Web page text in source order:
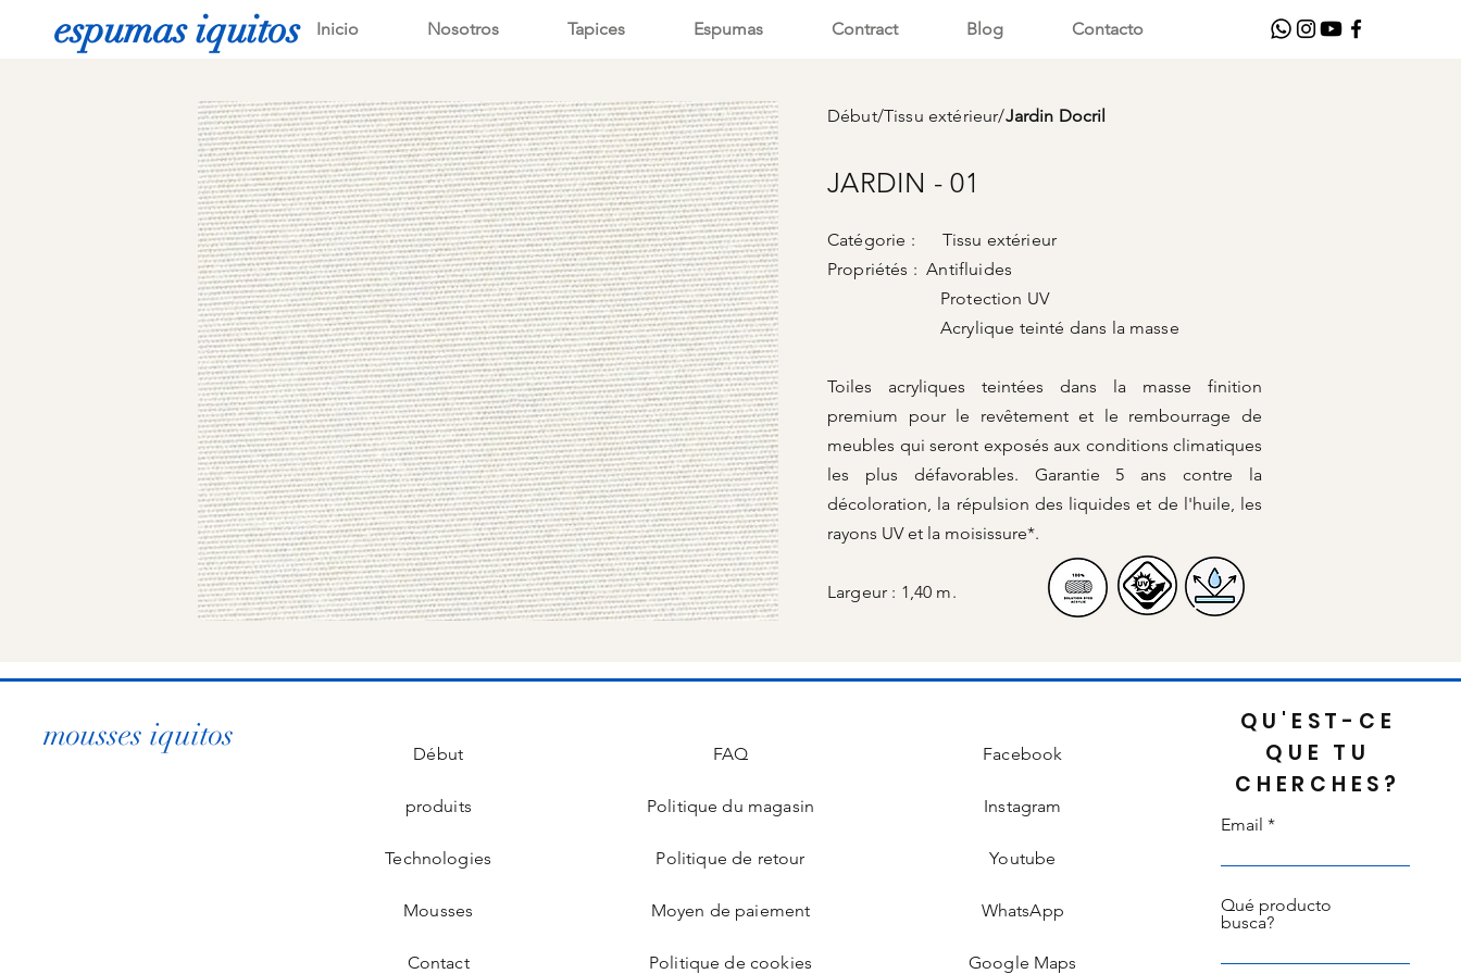
espumas iquitos Inicio Nosotros Tapices Espumas Contract Blog Contacto
Début/Tissu extérieur/Jardin Docril
JARDIN - 01
Catégorie : Tissu extérieur
Propriétés : Antifluides
Protection UV
Acrylique teinté dans la masse
Toiles acryliques teintées dans la masse finition
premium pour le revêtement et le rembourrage de
meubles qui seront exposés aux conditions climatiques
les plus défavorables. Garantie 5 ans contre la
décoloration, la répulsion des liquides et de l'huile, les
rayons UV et la moisissure*.
Largeur : 1,40 m.
mousses iquitos
Début
produits
Technologies
Mousses
Contact
FAQ
Politique du magasin
Politique de retour
Moyen de paiement
Politique de cookies
Facebook
Instagram
Youtube
WhatsApp
Google Maps
QU'EST-CE
QUE TU
CHERCHES?
Email
Qué producto
busca?